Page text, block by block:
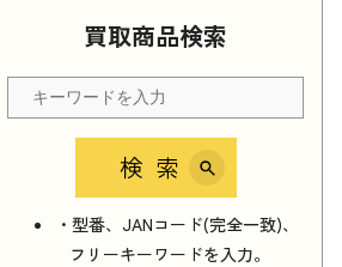
買取商品検索
検索
・型番、JANコード(完全一致)、
フリーキーワードを入力。